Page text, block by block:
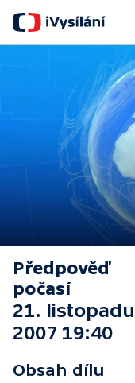
Předpověď
počasí
21. listopadu
2007 19:40
Obsah dílu